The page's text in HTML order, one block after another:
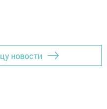
новости